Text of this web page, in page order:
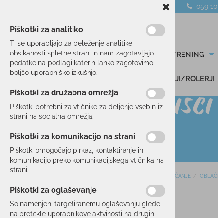
059
SMUČANJE TEK/TRENING
DARILNI BONI SKIROJI/ROLERJI
OBLAČILA
SMUČANJE
40 %
Piškotki za analitiko
Ti se uporabljajo za beleženje analitike
obsikanosti spletne strani in nam zagotavljajo
podatke na podlagi katerih lahko zagotovimo
boljšo uporabniško izkušnjo.
Piškotki za družabna omrežja
Piškotki potrebni za vtičnike za deljenje vsebin iz
strani na socialna omrežja.
Piškotki za komunikacijo na strani
Piškotki omogočajo pirkaz, kontaktiranje in
komunikacijo preko komunikacijskega vtičnika na
strani.
Piškotki za oglaševanje
So namenjeni targetiranemu oglaševanju glede
na pretekle uporabnikove aktvinosti na drugih